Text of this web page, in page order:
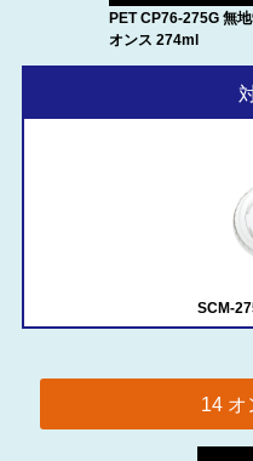
PET CP76-275G 無
オンス 274ml
SCM-
14 オ